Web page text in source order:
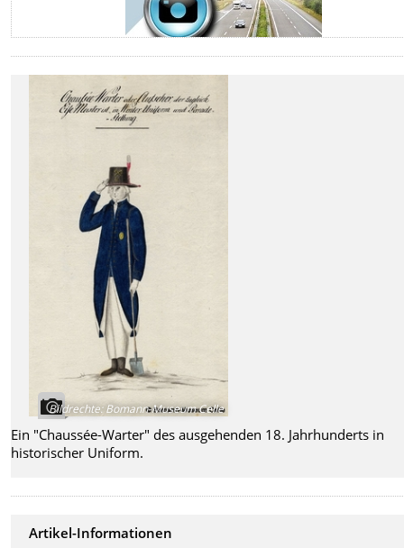
Bildrechte:Bomann-Museum Celle
Ein "Chaussée-Warter" des ausgehenden 18. Jahrhunderts in
historischer Uniform.
Artikel-Informationen